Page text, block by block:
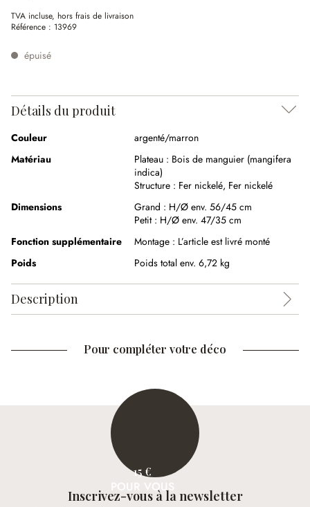
TVA incluse, hors frais de livraison
Référence : 13969
épuisé
Détails du produit
Couleur
argenté/marron
Matériau
Plateau : Bois de manguier (mangifera
indica)
Structure : Fer nickelé, Fer nickelé
Dimensions
Grand : H/Ø env. 56/45 cm
Petit : H/Ø env. 47/35 cm
Fonction supplémentaire
Montage : L’article est livré monté
Poids
Poids total env. 6,72 kg
Description
Pour compléter votre déco
15 €
POUR VOUS
Inscrivez-vous à la newsletter